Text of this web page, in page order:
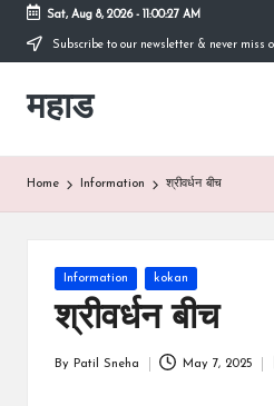
Skip
content
Sat, Aug 8, 2026- 11:00:27 AM
Subscribe to our newsletter & never miss
महाड
कोकणातील
Home Information श्रीवर्धन बीच
Posted
Information kokan
श्रीवर्धन बीच
By Patil Sneha May 7, 2025